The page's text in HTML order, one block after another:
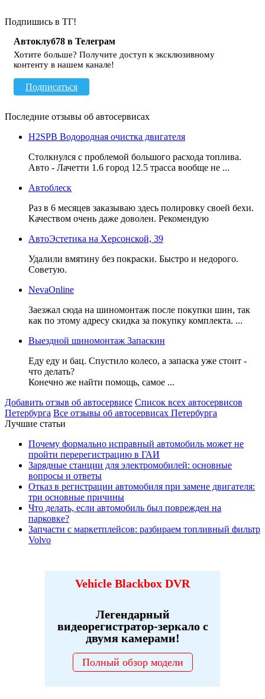
Подпишись в ТГ!
Автоклуб78 в Телеграм
Хотите больше? Получите доступ к эксклюзивному
контенту в нашем канале!
Подписаться
Последние отзывы об автосервисах
H2SPB Водородная очистка двигателя
Столкнулся с проблемой большого расхода топлива.
Авто - Лачетти 1.6 город 12.5 трасса вообще не ...
Автоблеск
Раз в 6 месяцев заказываю здесь полировку своей бехи.
Качеством очень даже доволен. Рекомендую
АвтоЭстетика на Херсонской, 39
Удалили вмятину без покраски. Быстро и недорого.
Советую.
NevaOnline
Заезжал сюда на шиномонтаж после покупки шин, так
как по этому адресу скидка за покупку комплекта. ...
Выездной шиномонтаж Запаскин
Еду еду и бац. Спустило колесо, а запаска уже стоит -
что делать?
Конечно же найти помощь, самое ...
Добавить отзыв об автосервисе Список всех автосервисов
Петербурга Все отзывы об автосервисах Петербурга
Лучшие статьи
Почему формально исправный автомобиль может не
пройти перерегистрацию в ГАИ
Зарядные станции для электромобилей: основные
вопросы и ответы
Отказ в регистрации автомобиля при замене двигателя:
три основные причины
Что делать, если автомобиль был поврежден на
парковке?
Запчасти с маркетплейсов: разбираем топливный фильтр
Volvo
Vehicle Blackbox DVR
Легендарный
видеорегистратор-зеркало с
двумя камерами!
Полный обзор модели